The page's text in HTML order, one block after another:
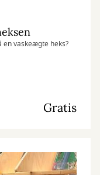
en vaskeægte heks?
Gratis